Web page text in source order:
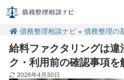
債務整理相談ナビ »債務整理の
給料ファクタリングは
ク・利用前の確認事項を
2026年4月30日